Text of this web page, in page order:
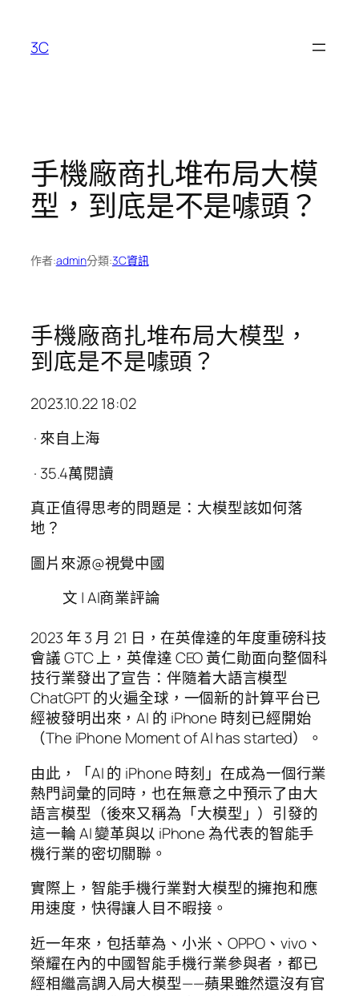
3C
手機廠商扎堆布局大模
型，到底是不是噱頭？
作者:admin分類:3C資訊
手機廠商扎堆布局大模型，
到底是不是噱頭？
2023.10.22 18:02
· 來自上海
· 35.4萬閱讀
真正值得思考的問題是：大模型該如何落
地？
圖片來源@視覺中國
文 | AI商業評論
2023 年 3 月 21 日，在英偉達的年度重磅科技
會議 GTC 上，英偉達 CEO 黃仁勛面向整個科
技行業發出了宣告：伴隨着大語言模型
ChatGPT 的火遍全球，一個新的計算平台已
經被發明出來，AI 的 iPhone 時刻已經開始
（The iPhone Moment of AI has started）。
由此，「AI 的 iPhone 時刻」在成為一個行業
熱門詞彙的同時，也在無意之中預示了由大
語言模型（後來又稱為「大模型」）引發的
這一輪 AI 變革與以 iPhone 為代表的智能手
機行業的密切關聯。
實際上，智能手機行業對大模型的擁抱和應
用速度，快得讓人目不暇接。
近一年來，包括華為、小米、OPPO、vivo、
榮耀在內的中國智能手機行業參與者，都已
經相繼高調入局大模型——蘋果雖然還沒有官